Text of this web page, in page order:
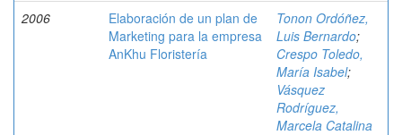
2006
Elaboración de un plan de
Marketing para la empresa
AnKhu Floristería
Tonon Ordóñez,
Luis Bernardo;
Crespo Toledo,
María Isabel;
Vásquez
Rodríguez,
Marcela Catalina